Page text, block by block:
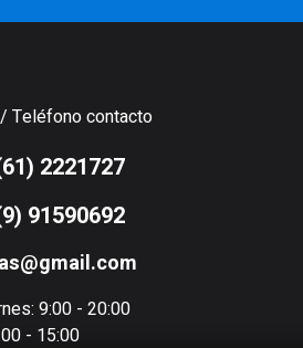
/ Teléfono contacto
2221727
91590692
9:00 - 20:00
- 15:00